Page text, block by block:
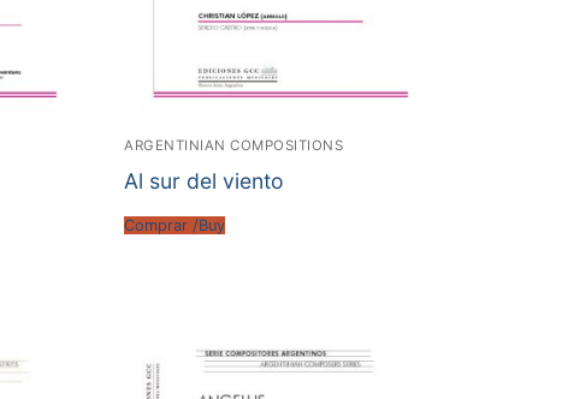
ARGENTINIAN COMPOSITIONS
Al sur del viento
Comprar /Buy